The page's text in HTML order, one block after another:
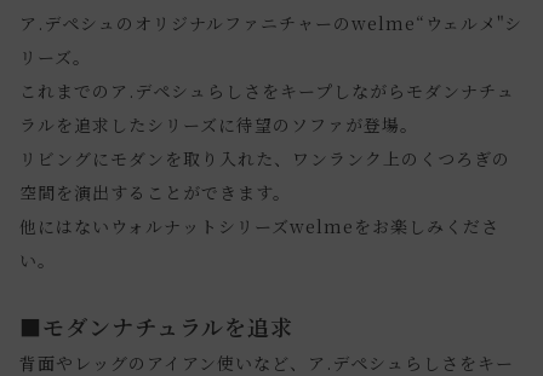
ア.デペシュのオリジナルファニチャーのwelme“ウェルメ"シ
リーズ。
これまでのア.デペシュらしさをキープしながらモダンナチュ
ラルを追求したシリーズに待望のソファが登場。
リビングにモダンを取り入れた、ワンランク上のくつろぎの
空間を演出することができます。
他にはないウォルナットシリーズwelmeをお楽しみくださ
い。
■モダンナチュラルを追求
背面やレッグのアイアン使いなど、ア.デペシュらしさをキー